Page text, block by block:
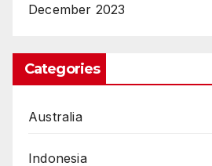
December 2023
Categories
Australia
Indonesia